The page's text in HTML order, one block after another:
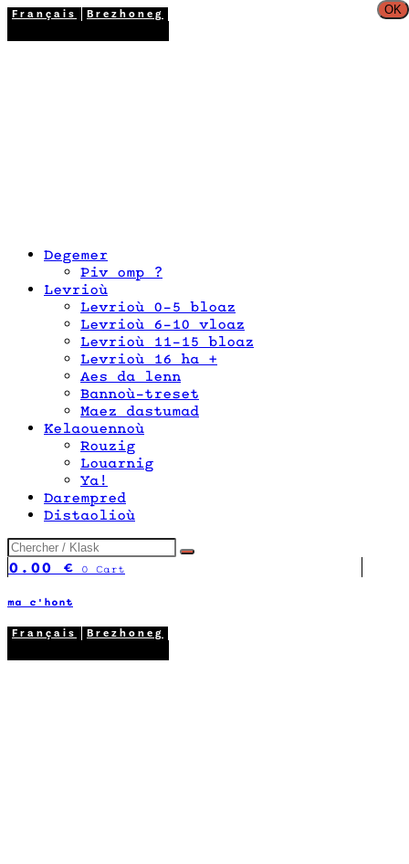
Français Brezhoneg
Degemer
Piv omp ?
Levrioù
Levrioù 0-5 bloaz
Levrioù 6-10 vloaz
Levrioù 11-15 bloaz
Levrioù 16 ha +
Aes da lenn
Bannoù-treset
Maez dastumad
Kelaouennoù
Rouzig
Louarnig
Ya!
Darempred
Distaolioù
0.00 € 0 Cart
ma c'hont
Français Brezhoneg
OK